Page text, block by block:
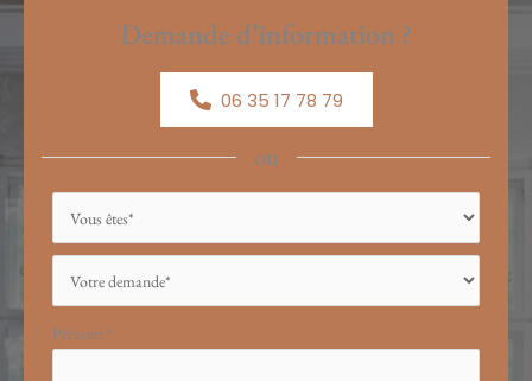
Demande d’information ?
06 35 17 78 79
ou
simple
Prénom *